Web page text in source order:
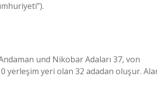
und Nikobar Adaları 37, von
yerleşim yeri olan 32 adadan oluşur.